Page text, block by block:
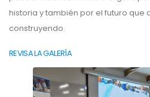
historia y también por el futuro que
construyendo.
REVISA LA GALERÍA